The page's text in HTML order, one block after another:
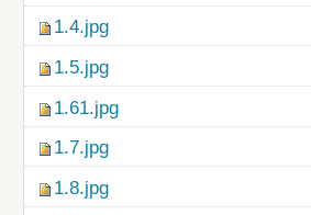
1.4.jpg
1.5.jpg
1.61.jpg
1.7.jpg
1.8.jpg